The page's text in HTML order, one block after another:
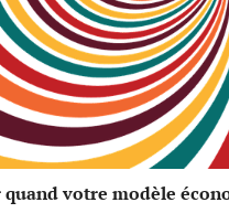
votre modèle